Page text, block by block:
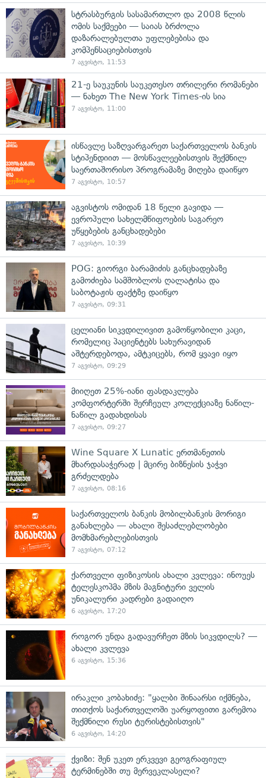
სტრასბურგის სასამართლო და 2008 წლის
ომის საქმეები — საიას ბრძოლა
დაზარალებულთა უფლებებისა და
კომპენსაციებისთვის
7 აგვისტო, 11:53
21-ე საუკუნის საუკეთესო თრილერი რომანები
— ნახეთ The New York Times-ის სია
7 აგვისტო, 11:00
ისწავლე საზღვარგარეთ საქართველოს ბანკის
სტიპენდიით — მოსწავლეებისთვის შექმნილ
საერთაშორისო პროგრამაზე მიღება დაიწყო
7 აგვისტო, 10:57
აგვისტოს ომიდან 18 წელი გავიდა —
ევროპული სახელმწიფოების საგარეო
უწყებების განცხადებები
7 აგვისტო, 10:39
POG: გიორგი ბარამიძის განცხადებაზე
გამოძიება სამშობლოს ღალატისა და
საბოტაჟის ფაქტზე დაიწყო
7 აგვისტო, 09:31
ცელიანი სიკვდილივით გამოწყობილი კაცი,
რომელიც პაციენტებს სახურავიდან
აშტერდებოდა, ამტკიცებს, რომ ყვავი იყო
7 აგვისტო, 09:29
მიიღეთ 25%-იანი ფასდაკლება
კომფორტერში შერჩეულ კოლექციაზე ნაწილ-
ნაწილ გადახდისას
7 აგვისტო, 09:27
Wine Square X Lunatic ერთმანეთის
მხარდასაჭერად | მცირე ბიზნესის ჯაჭვი
გრძელდება
7 აგვისტო, 08:16
საქართველოს ბანკის მობილბანკის მორიგი
განახლება — ახალი შესაძლებლობები
მომხმარებლებისთვის
7 აგვისტო, 07:12
ქართველი ფიზიკოსის ახალი კვლევა: ინოუეს
ტელესკოპმა მზის მაგნიტური ველის
უნიკალური კადრები გადაიღო
6 აგვისტო, 17:20
როგორ უნდა გადავურჩეთ მზის სიკვდილს? —
ახალი კვლევა
6 აგვისტო, 15:36
ირაკლი კობახიძე: "ყალბი შინაარსი იქმნება,
თითქოს საქართველოში უარყოფითი გარემოა
შექმნილი რუსი ტურისტებისთვის"
6 აგვისტო, 14:20
ქვიზი: შენ უკეთ ერკვევი გეოგრაფიულ
ტერმინებში თუ მერვეკლასელი?